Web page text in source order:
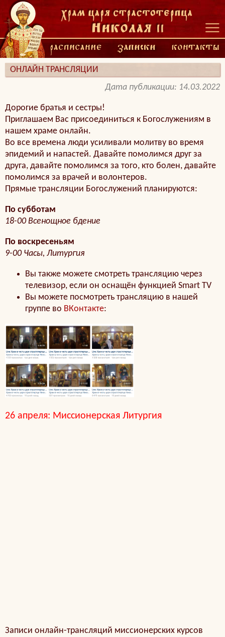
ОНЛАЙН ТРАНСЛЯЦИИ
Дата публикации: 14.03.2022
Дорогие братья и сестры!
Приглашаем Вас присоединиться к Богослужениям в
нашем храме онлайн.
Во все времена люди усиливали молитву во время
эпидемий и напастей. Давайте помолимся друг за
друга, давайте помолимся за того, кто болен, давайте
помолимся за врачей и волонтеров.
Прямые трансляции Богослужений планируются:
По субботам
18-00 Всенощное бдение
По воскресеньям
9-00 Часы, Литургия
Вы также можете смотреть трансляцию через
телевизор, если он оснащён функцией Smart TV
Вы можете посмотреть трансляцию в нашей
группе во ВКонтакте:
26 апреля: Миссионерская Литургия
Записи онлайн-трансляций миссионерских курсов